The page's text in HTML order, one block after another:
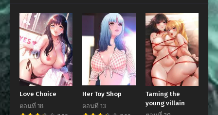
Love Choice
ตอนที่ 18
Her Toy Shop
ตอนที่ 13
Taming the
young villain